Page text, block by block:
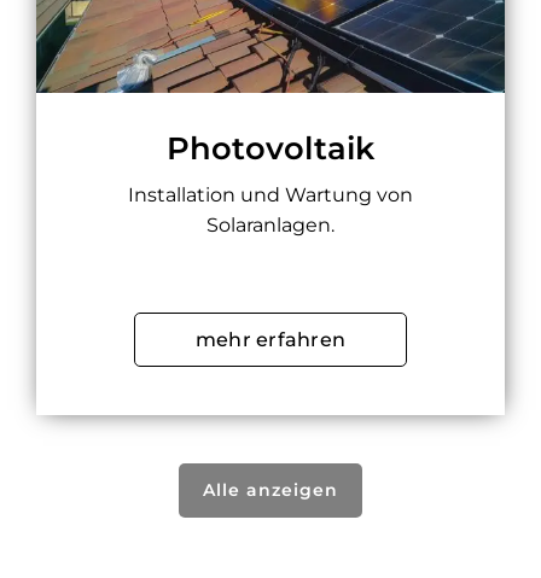
Photovoltaik
Installation und Wartung von
Solaranlagen.
mehr erfahren
Alle anzeigen